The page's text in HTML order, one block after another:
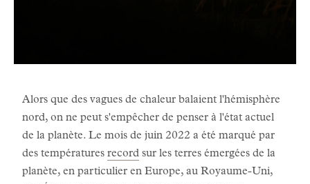
Alors que des vagues de chaleur balaient l'hémisphère
nord, on ne peut s'empêcher de penser à l'état actuel
de la planète. Le mois de juin 2022 a été marqué par
des températures record sur les terres émergées de la
planète, en particulier en Europe, au Royaume-Uni,